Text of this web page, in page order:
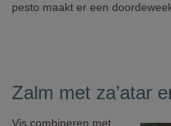
pesto maakt er een
Zalm met za’atar
Vis combineren met